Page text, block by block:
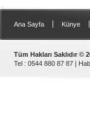
Ana Sayfa Künye
Tüm Hakları Saklıdır ©
Tel : 0544 880 87 87 |